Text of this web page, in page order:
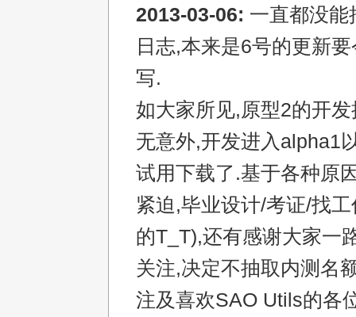
2013-03-06: 一直都没能
日志,本来是6号的更新
写.
如大家所见,原型2的开
无意外,开发进入alpha1
试用下载了.基于各种原
紧迫,毕业设计/考证/找
的T_T),还有感谢大家一
关注,决定不抽取内测名
注及喜欢SAO Utils的各